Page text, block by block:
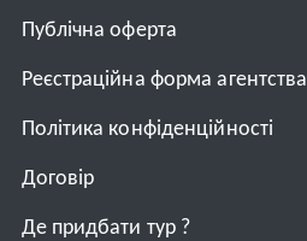
Публічна оферта
Реєстраційна форма агентства
Політика конфіденційності
Договiр
Де придбати тур ?